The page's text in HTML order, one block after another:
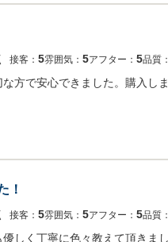
接客： 5雰囲気： 5アフター： 5品質：
方で安心できました。購入し
！
接客： 5雰囲気： 5アフター： 5品質：
しく丁寧に色々教えて頂きま